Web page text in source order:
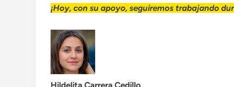
¡Hoy, con su apoyo, seguiremos trabajando